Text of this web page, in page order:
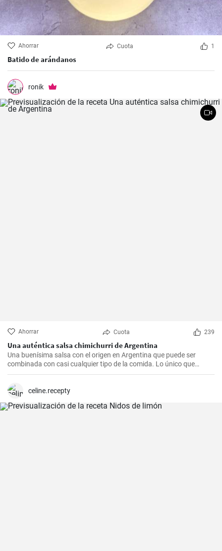
Ahorrar Cuota 1
Batido de arándanos
ronik
Ahorrar Cuota 239
Una auténtica salsa chimichurri de Argentina
Una buenísima salsa con el origen en Argentina que puede ser
combinada con casi cualquier tipo de la comida. Lo único que
debería hacer es seguir la receta presente.
celine.recepty